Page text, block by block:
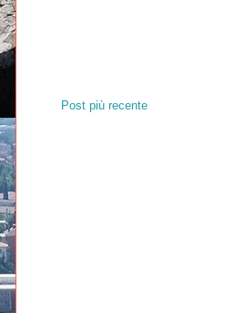
Post più recente